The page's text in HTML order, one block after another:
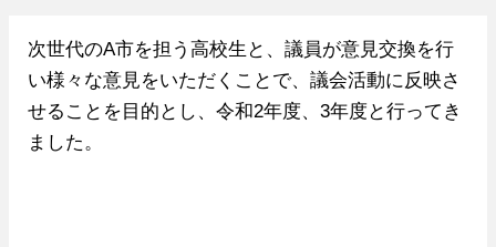
次世代のA市を担う高校生と、議員が意見交換を行
い様々な意見をいただくことで、議会活動に反映さ
せることを目的とし、令和2年度、3年度と行ってき
ました。